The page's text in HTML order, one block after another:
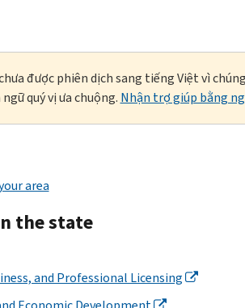
được phiên dịch sang tiếng Việt vì
quý vị ưa chuộng. Nhận trợ giúp bằng
area
the state
and Professional Licensing